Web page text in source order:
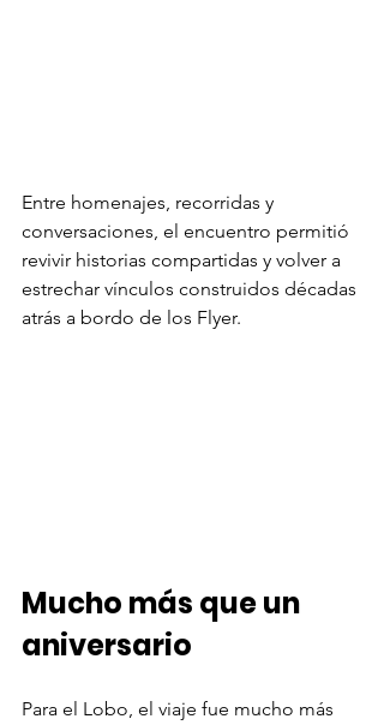
Entre homenajes, recorridas y
conversaciones, el encuentro permitió
revivir historias compartidas y volver a
estrechar vínculos construidos décadas
atrás a bordo de los Flyer.
Mucho más que un
aniversario
Para el Lobo, el viaje fue mucho más